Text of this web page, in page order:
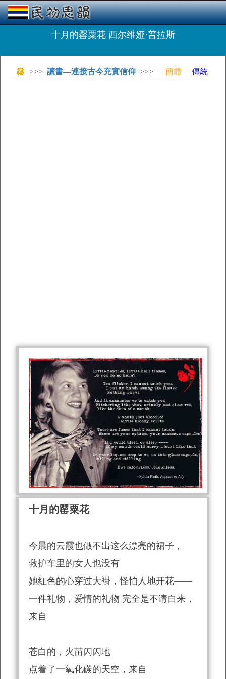
十月的罂粟花 西尔维娅·普拉斯
>>> 讀書—連接古今充實信仰 >>> 簡體 傳統
十月的罂粟花
今晨的云霞也做不出这么漂亮的裙子，
救护车里的女人也没有
她红色的心穿过大褂，怪怕人地开花——
一件礼物，爱情的礼物 完全是不请自来，
来自
苍白的，火苗闪闪地
点着了一氧化碳的天空，来自